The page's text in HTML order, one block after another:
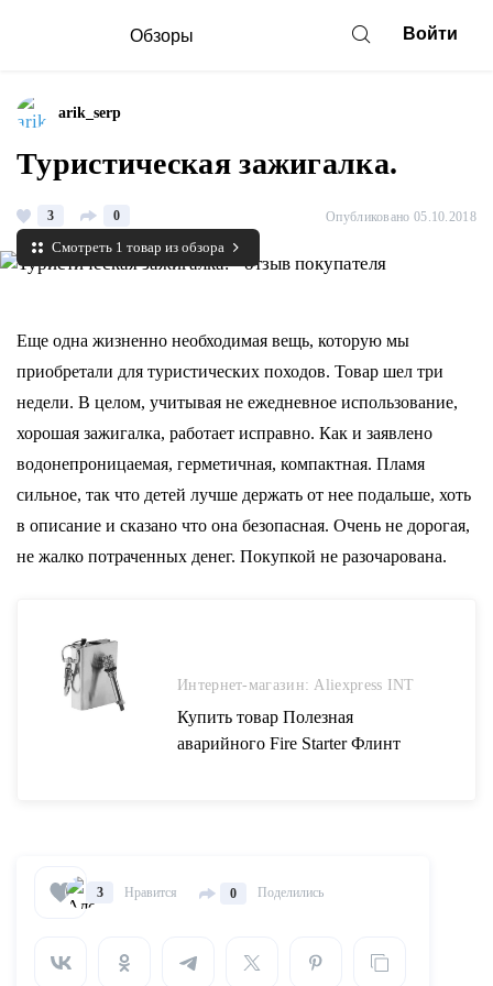
Обзоры Войти
arik_serp
Туристическая зажигалка.
3 0 Опубликовано 05.10.2018
Смотреть 1 товар из обзора
Еще одна жизненно необходимая вещь, которую мы
приобретали для туристических походов. Товар шел три
недели. В целом, учитывая не ежедневное использование,
хорошая зажигалка, работает исправно. Как и заявлено
водонепроницаемая, герметичная, компактная. Пламя
сильное, так что детей лучше держать от нее подальше, хоть
в описание и сказано что она безопасная. Очень не дорогая,
не жалко потраченных денег. Покупкой не разочарована.
Интернет-магазин: Aliexpress INT
Купить товар Полезная
аварийного Fire Starter Флинт
в категории Безопасности и
Полезная аварийного Fire Starter
3 Нравится 0 Поделились